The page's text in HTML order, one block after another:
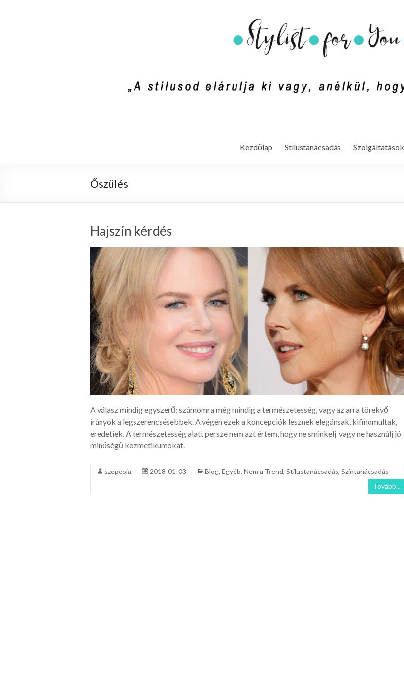
Kezdőlap
Stílustanácsadás Szolgáltatások
Őszülés
Hajszín kérdés
A válasz mindig egyszerű: számomra még mindig a természetesség, vagy az arra törekvő
irányok a legszerencsésebbek. A végén ezek a koncepciók lesznek elegánsak, kifinomultak,
eredetiek. A természetesség alatt persze nem azt értem, hogy ne sminkelj, vagy ne használj jó
minőségű kozmetikumokat.
szepesia 2018-01-03 Blog, Egyéb, Nem a Trend, Stílustanácsadás, Színtanácsadás
Tovább...